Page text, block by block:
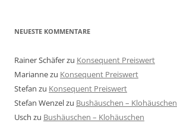
NEUESTE KOMMENTARE
Rainer Schäferzu Konsequent Preiswert
Mariannezu Konsequent Preiswert
Stefan zu Konsequent Preiswert
Stefan Wenzelzu Bushäuschen – Klohäuschen
Usch zu Bushäuschen – Klohäuschen